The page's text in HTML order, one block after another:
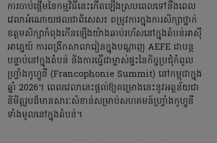
ការចាប់ផ្តើមនៃកម្មវិធីនេះកើតឡើងស្របពេលទៅនឹងពេល
វេលាអំណោយផលជាពិសេស៖ តម្រូវការក្នុងការសិក្សាថ្នាក់
ឧត្តមសិក្សាកំពុងកើនឡើងយ៉ាងឆាប់រហ័សនៅក្នុងតំបន់អាស៊ី
អាគ្នេយ៍ ការពង្រីកសាលារៀនក្នុងបណ្ដាញ AEFE ជាបន្ត
បន្ទាប់នៅក្នុងតំបន់ និងការធ្វើជាម្ចាស់ផ្ទះនៃកិច្ចប្រជុំកំពូល
ហ្រ្វាំងកូហ្វូនី (Francophonie Summit) នៅកម្ពុជាក្នុង
ឆ្នាំ 2026។ ពេលវេលានេះផ្តល់ឱ្យគម្រោងនេះនូវអត្ថន័យជា
និមិត្តរូបដ៏មានសារៈសំខាន់សម្រាប់សហគមន៍ហ្រ្វាំងកូហ្វូនី
ទាំងមូលនៅក្នុងតំបន់។